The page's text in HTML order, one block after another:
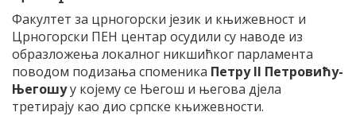
Факултет за црногорски језик и књижевност и
Црногорски ПЕН центар осудили су наводе из
образложења локалног никшићког парламента
поводом подизања споменика Петру II Петровићу-
Његошуу којему се Његош и његова дјела
третирају као дио српске књижевности.